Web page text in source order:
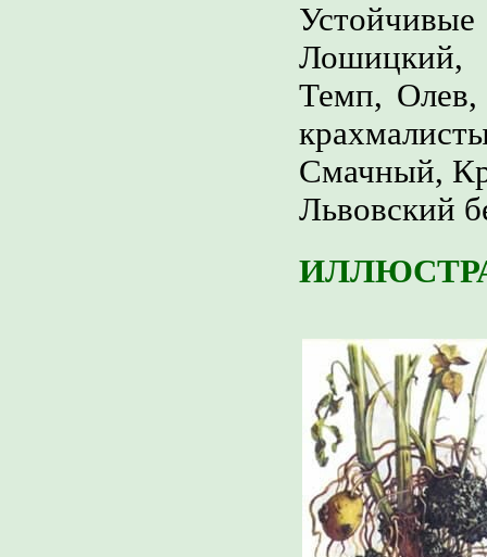
Лошицкий,
Темп, Олев,
Смачный,
Львовский